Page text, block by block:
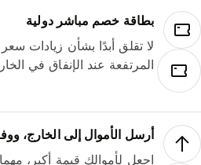
بطاقة خصم مباشر دولية
لا تقلق أبدًا بشأن زيادات
المرتفعة عند الإنفاق في الخارج.
أرسل الأموال إلى الخارج،
اجعل لأموالك قيمة أكبر،